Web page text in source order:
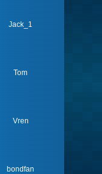
Jack_1
Tom
Vren
bondfan